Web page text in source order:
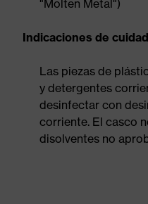
"Molten Metal")
Indicaciones de
Las piezas de
y detergentes
desinfectar con
corriente. El casco
disolventes no